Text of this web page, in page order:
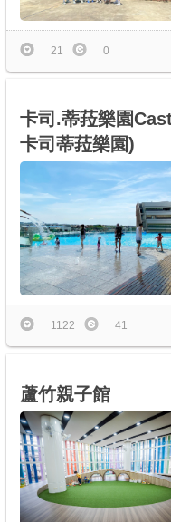
21 0
卡司.蒂菈樂園
卡司蒂菈樂園)
1122 41
蘆竹親子館